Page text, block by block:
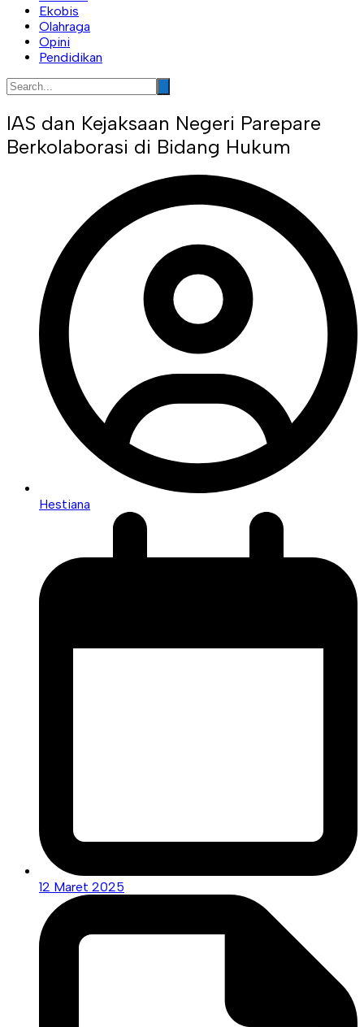
Ekobis
Olahraga
Opini
Pendidikan
IAS dan Kejaksaan Negeri Parepare
Berkolaborasi di Bidang Hukum
Hestiana
12 Maret 2025